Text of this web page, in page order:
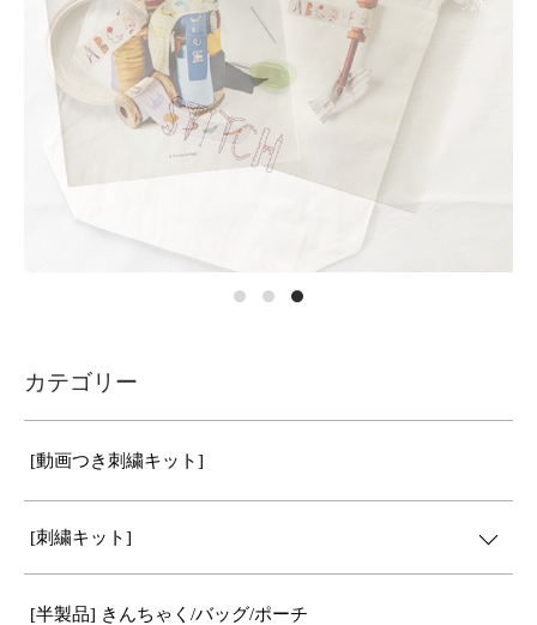
カテゴリー
[動画つき刺繍キット]
[刺繍キット]
[半製品] きんちゃく/バッグ/ポーチ